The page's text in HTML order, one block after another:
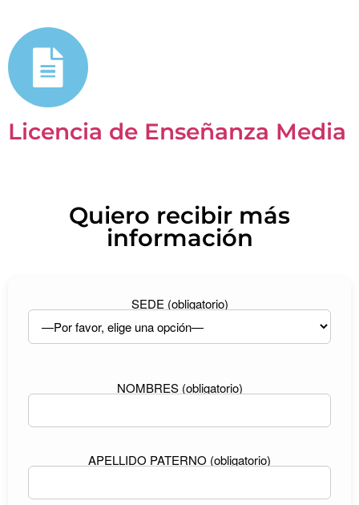
Licencia de Enseñanza Media
Quiero recibir más
información
SEDE (obligatorio)
NOMBRES (obligatorio)
APELLIDO PATERNO (obligatorio)